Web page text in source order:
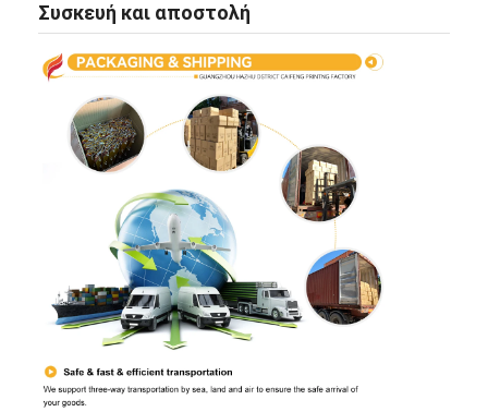
Συσκευή και αποστολή